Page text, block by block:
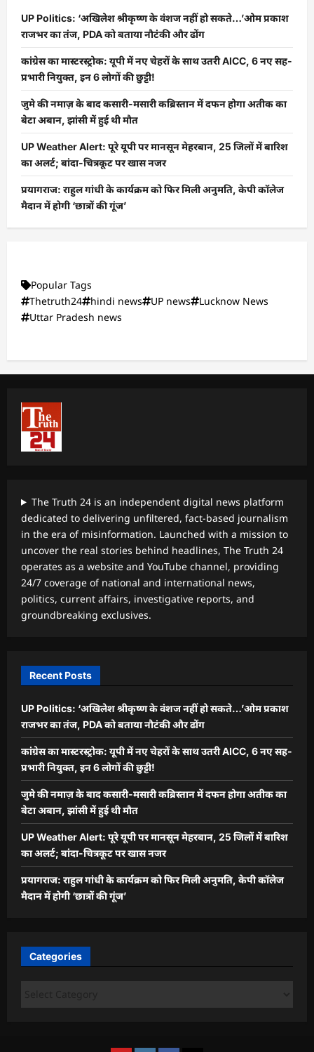
UP Politics: ‘अखिलेश श्रीकृष्ण के वंशज नहीं हो सकते…’ओम प्रकाश
राजभर का तंज, PDA को बताया नौटंकी और ढोंग
कांग्रेस का मास्टरस्ट्रोक: यूपी में नए चेहरों के साथ उतरी AICC, 6 नए सह-
प्रभारी नियुक्त, इन 6 लोगों की छुट्टी!
जुमे की नमाज़ के बाद कसारी-मसारी कब्रिस्तान में दफन होगा अतीक का
बेटा अबान, झांसी में हुई थी मौत
UP Weather Alert: पूरे यूपी पर मानसून मेहरबान, 25 जिलों में बारिश
का अलर्ट; बांदा-चित्रकूट पर खास नजर
प्रयागराज: राहुल गांधी के कार्यक्रम को फिर मिली अनुमति, केपी कॉलेज
मैदान में होगी ‘छात्रों की गूंज’
Popular Tags
Thetruth24
hindi news UP news
Lucknow News
Uttar Pradesh news
The Truth 24 is an independent digital news platform
dedicated to delivering unfiltered, fact-based journalism
in the era of misinformation. Launched with a mission to
uncover the real stories behind headlines, The Truth 24
operates as a website and YouTube channel, providing
24/7 coverage of national and international news,
politics, current affairs, investigative reports, and
groundbreaking exclusives.
Recent Posts
UP Politics: ‘अखिलेश श्रीकृष्ण के वंशज नहीं हो सकते…’ओम प्रकाश
राजभर का तंज, PDA को बताया नौटंकी और ढोंग
कांग्रेस का मास्टरस्ट्रोक: यूपी में नए चेहरों के साथ उतरी AICC, 6 नए सह-
प्रभारी नियुक्त, इन 6 लोगों की छुट्टी!
जुमे की नमाज़ के बाद कसारी-मसारी कब्रिस्तान में दफन होगा अतीक का
बेटा अबान, झांसी में हुई थी मौत
UP Weather Alert: पूरे यूपी पर मानसून मेहरबान, 25 जिलों में बारिश
का अलर्ट; बांदा-चित्रकूट पर खास नजर
प्रयागराज: राहुल गांधी के कार्यक्रम को फिर मिली अनुमति, केपी कॉलेज
मैदान में होगी ‘छात्रों की गूंज’
Categories